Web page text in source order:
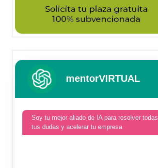
mentorVIRTUAL
Soy tu mejor aliado de IA para resolver todas
tus dudas y acelerar tu empresa